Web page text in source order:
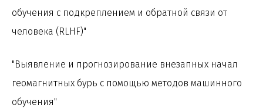
обучения с подкреплением и обратной связи от
человека (RLHF)"
"Выявление и прогнозирование внезапных начал
геомагнитных бурь с помощью методов машинного
обучения"